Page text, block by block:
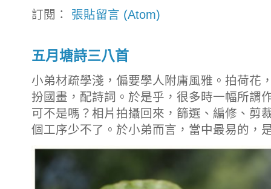
訂閱： 張貼留言 (Atom)
五月塘詩三八首
小弟材疏學淺，偏要學人附庸風雅。拍荷花
扮國畫，配詩詞。於是乎，很多時一幅所謂
可不是嗎？相片拍攝回來，篩選、編修、剪
個工序少不了。於小弟而言，當中最易的，